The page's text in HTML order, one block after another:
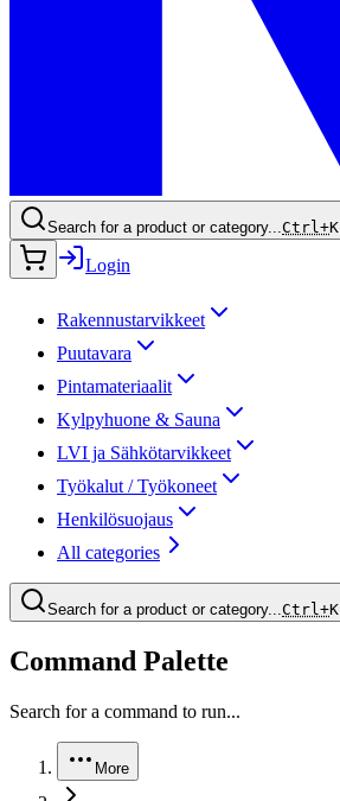
Search for a product or category...Ctrl+K
Login
Rakennustarvikkeet
Puutavara
Pintamateriaalit
Kylpyhuone & Sauna
LVI ja Sähkötarvikkeet
Työkalut / Työkoneet
Henkilösuojaus
All categories
Search for a product or category...Ctrl+K
Command Palette
Search for a command to run...
More